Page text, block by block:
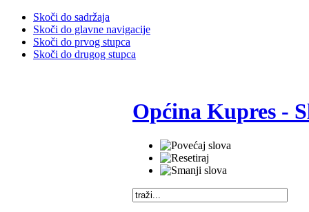
Skoči do sadržaja
Skoči do glavne navigacije
Skoči do prvog stupca
Skoči do drugog stupca
Općina Kupres -